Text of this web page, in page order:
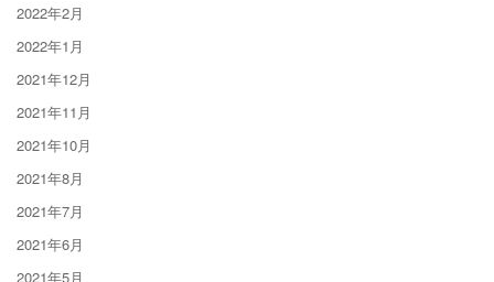
2022年2月
2022年1月
2021年12月
2021年11月
2021年10月
2021年8月
2021年7月
2021年6月
2021年5月